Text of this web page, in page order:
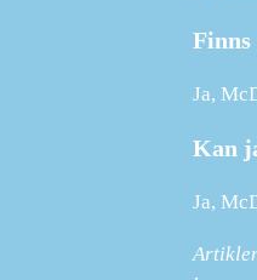
Ja,
Kan
Ja,